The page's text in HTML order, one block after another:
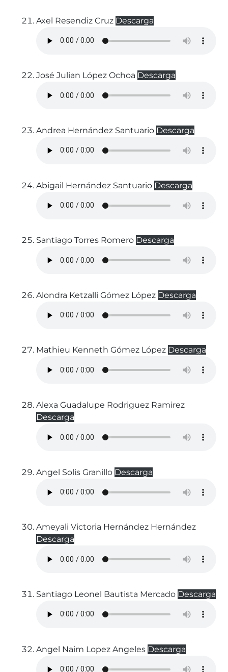
Axel Resendiz Cruz Descarga
José Julian López Ochoa Descarga
Andrea Hernández Santuario Descarga
Abigail Hernández Santuario Descarga
Santiago Torres Romero Descarga
Alondra Ketzalli Gómez López Descarga
Mathieu Kenneth Gómez López Descarga
Alexa Guadalupe Rodriguez Ramirez
Descarga
Angel Solis Granillo Descarga
Ameyali Victoria Hernández Hernández
Descarga
Santiago Leonel Bautista Mercado Descarga
Angel Naim Lopez Angeles Descarga